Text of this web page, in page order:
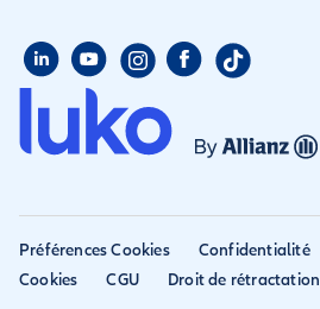
Assurance colocataire
Assurance étudiant
Assurance PVT
Assurance rapatriement
Mon compte
Déclarer un sinistre
habitation
Résilier ancien assureur
Presse
Avis
Allianz travel devient
Eurofil rejoint Allianz
Préférences Cookies Confidentialité
Cookies
CGU Droit de rétractation